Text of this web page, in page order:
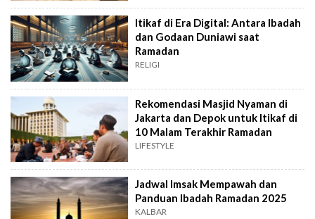
Itikaf di Era Digital: Antara Ibadah
dan Godaan Duniawi saat
Ramadan
RELIGI
Rekomendasi Masjid Nyaman di
Jakarta dan Depok untuk Itikaf di
10 Malam Terakhir Ramadan
LIFESTYLE
Jadwal Imsak Mempawah dan
Panduan Ibadah Ramadan 2025
KALBAR